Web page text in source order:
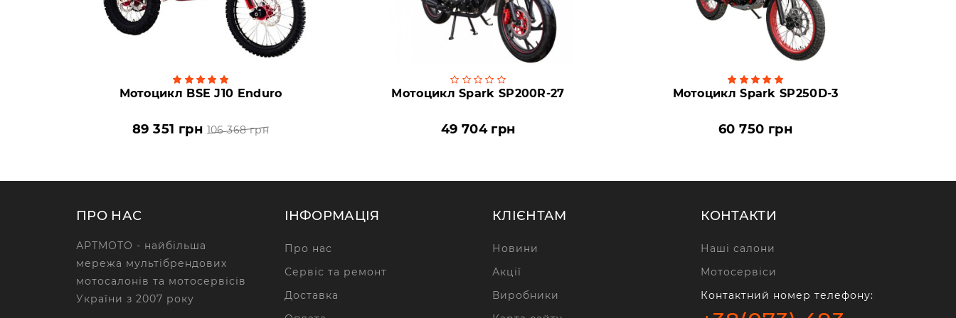
Мотоцикл BSE J10 Enduro
89 351 грн 106 368 грн
Мотоцикл Spark SP200R-27
49 704 грн
Мотоцикл Spark SP250D-3
60 750 грн
ПРО НАС
АРТМОТО - найбільша
мережа мультібрендових
мотосалонів та мотосервісів
України з 2007 року
ІНФОРМАЦІЯ
Про нас
Сервіс та ремонт
Доставка
КЛІЄНТАМ
Новини
Акції
Виробники
КОНТАКТИ
Наші салони
Мотосервіси
Контактний номер телефону: